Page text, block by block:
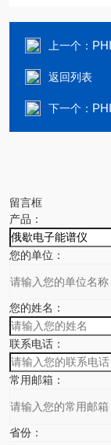
上一个：
返回列表
下一个： PHI
留言框
产品：
您的单位：
您的姓名：
联系电话：
常用邮箱：
省份：